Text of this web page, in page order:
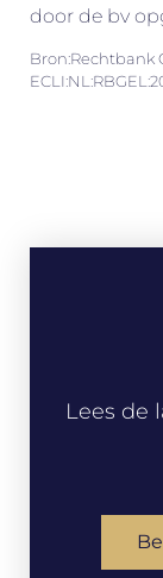
door de bv
Bron:Rechtbank
Lees de